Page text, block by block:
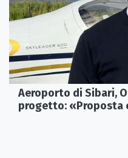
Aeroporto di Sibari,
progetto: «Proposta